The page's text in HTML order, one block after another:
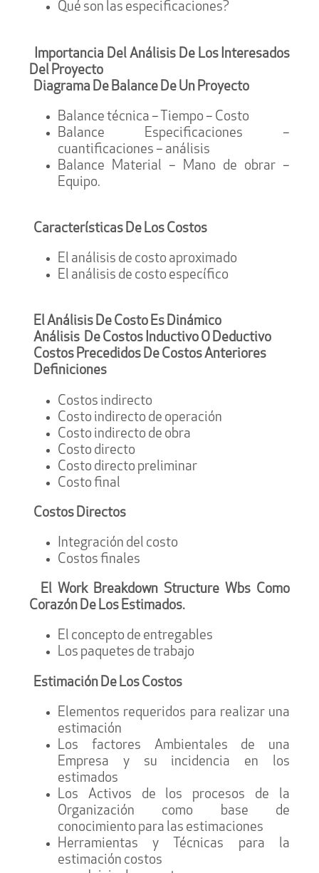
Qué son las especificaciones?
Importancia Del Análisis De Los Interesados
Del Proyecto
Diagrama De Balance De Un Proyecto
Balance técnica – Tiempo – Costo
Balance Especificaciones –
cuantificaciones – análisis
Balance Material – Mano de obrar –
Equipo.
Características De Los Costos
El análisis de costo aproximado
El análisis de costo específico
El Análisis De Costo Es Dinámico
Análisis De Costos Inductivo O Deductivo
Costos Precedidos De Costos Anteriores
Definiciones
Costos indirecto
Costo indirecto de operación
Costo indirecto de obra
Costo directo
Costo directo preliminar
Costo final
Costos Directos
Integración del costo
Costos finales
El Work Breakdown Structure Wbs Como
Corazón De Los Estimados.
El concepto de entregables
Los paquetes de trabajo
Estimación De Los Costos
Elementos requeridos para realizar una
estimación
Los factores Ambientales de una
Empresa y su incidencia en los
estimados
Los Activos de los procesos de la
Organización como base de
conocimiento para las estimaciones
Herramientas y Técnicas para la
estimación costos